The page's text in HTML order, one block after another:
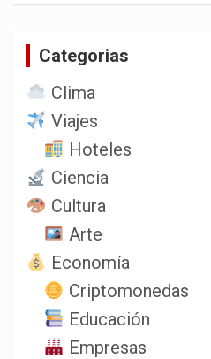
Categorias
Clima
Viajes
Hoteles
Ciencia
Cultura
Arte
Economía
Criptomonedas
Educación
Empresas